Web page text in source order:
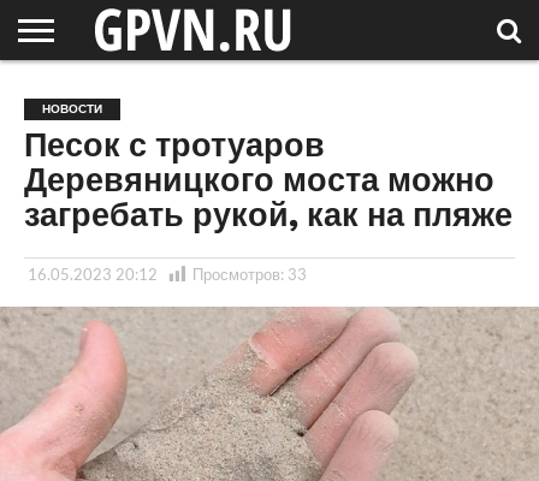
ОБЛАСТЬ
НОВОСТИ
СОСЕДЕЙ
РОССИЯ
/ МИР
СПЕЦПРОЕКТЫ
БЛОГ
СТАТЬИ
ФОТОРЕПОРТАЖИ
ИНТЕРВЬЮ
ОБЪЕКТЫ
ПОДБОРКИ
НОВОСТИ
Песок с тротуаров
Деревяницкого моста можно
загребать рукой, как на пляже
16.05.2023 20:12 Просмотров: 33